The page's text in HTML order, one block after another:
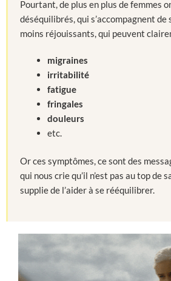
Pourtant, de plus en plus de femmes
déséquilibrés, qui s’accompagnent
moins réjouissants, qui peuvent
migraines
irritabilité
fatigue
fringales
douleurs
etc.
Or ces symptômes, ce sont des
qui nous crie qu’il n’est pas au top de
supplie de l’aider à se rééquilibrer.